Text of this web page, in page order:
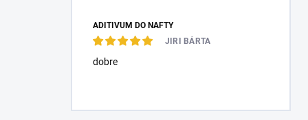
ADITIVUM DO NAFTY
JIRI BÁRTA
dobre